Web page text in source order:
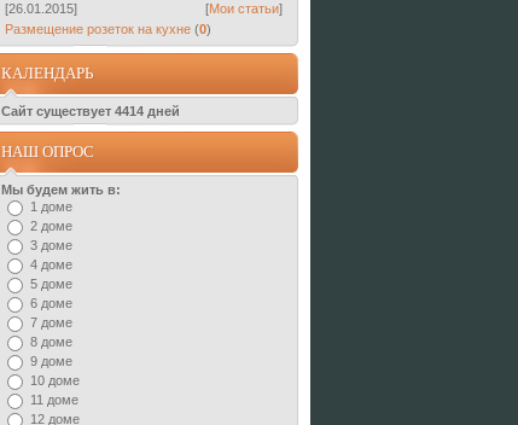
[26.01.2015]
[Мои статьи]
Размещение розеток на кухне (0)
КАЛЕНДАРЬ
Сайт существует 4414 дней
НАШ ОПРОС
Мы будем жить в:
1 доме
2 доме
3 доме
4 доме
5 доме
6 доме
7 доме
8 доме
9 доме
10 доме
11 доме
12 доме